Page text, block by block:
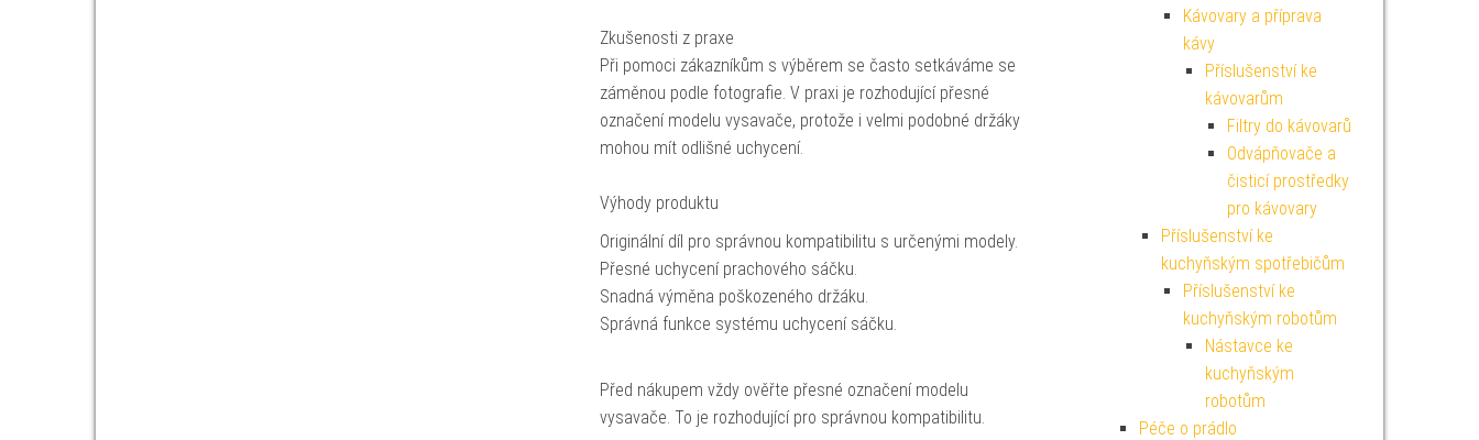
Zkušenosti z praxe
Při pomoci zákazníkům s výběrem se často setkáváme se
záměnou podle fotografie. V praxi je rozhodující přesné
označení modelu vysavače, protože i velmi podobné držáky
mohou mít odlišné uchycení.
Výhody produktu
Originální díl pro správnou kompatibilitu s určenými modely.
Přesné uchycení prachového sáčku.
Snadná výměna poškozeného držáku.
Správná funkce systému uchycení sáčku.
Před nákupem vždy ověřte přesné označení modelu
vysavače. To je rozhodující pro správnou kompatibilitu.
Kávovary a příprava
kávy
Příslušenství ke
kávovarům
Filtry do kávovarů
Odvápňovače a
čisticí prostředky
pro kávovary
Příslušenství ke
kuchyňským spotřebičům
Příslušenství ke
kuchyňským robotům
Nástavce ke
kuchyňským
robotům
Péče o prádlo